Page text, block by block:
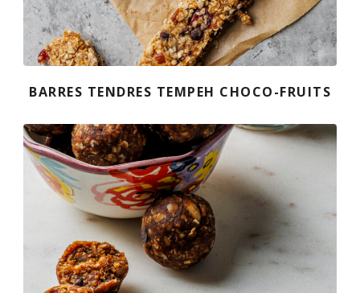
BARRES TENDRES TEMPEH CHOCO-FRUITS